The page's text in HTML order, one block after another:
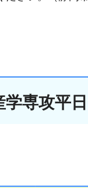
学専攻平